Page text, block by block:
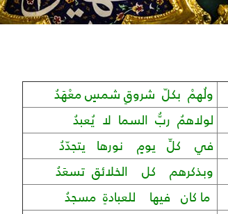
ولُهمْ بكلّ شروقِ شمسٍ معْهَدُ
لولاهمُ ربُّ السما لا يُعبدُ
في كلِّ يومٍ نورها يتجدّدُ
وبذكرهم كل الخلائق تسعَدُ
ما كان فيها للعبادةِ مسجدُ